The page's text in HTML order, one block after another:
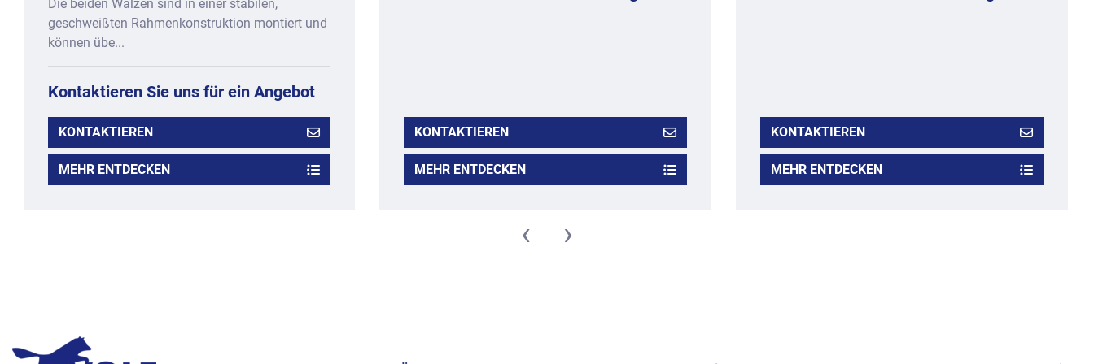
Die beiden Walzen sind in einer stabilen,
geschweißten Rahmenkonstruktion montiert und
können übe...
Kontaktieren Sie uns für ein Angebot
KONTAKTIEREN
MEHR ENTDECKEN
KONTAKTIEREN
MEHR ENTDECKEN
KONTAKTIEREN
MEHR ENTDECKEN
‹ ›